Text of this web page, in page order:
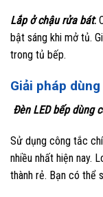
Lắp ở chậu rửa bát:
bật sáng khi mở tủ.
trong tủ bếp.
Giải pháp
Đèn LED bếp dùng
Sử dụng công tắc
nhiều nhất hiện nay.
thành rẻ. Bạn có thể